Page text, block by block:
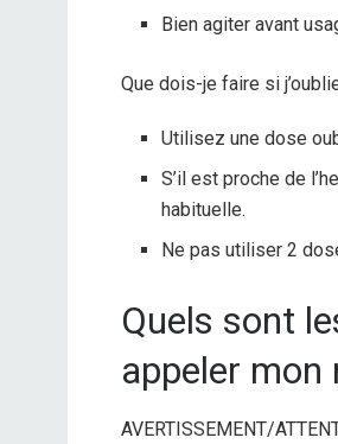
Bien agiter avant
Que dois-je faire si
Utilisez une dose
S’il est proche de
habituelle.
Ne pas utiliser 2
Quels sont
appeler mon
AVERTISSEMENT/